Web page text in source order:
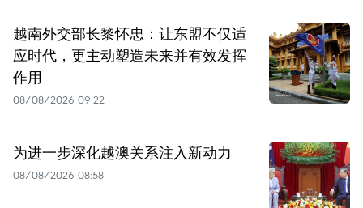
越南外交部长黎怀忠：让东盟不仅适
应时代，更主动塑造未来并有效发挥
作用
08/08/2026 09:22
为进一步深化越澳关系注入新动力
08/08/2026 08:58